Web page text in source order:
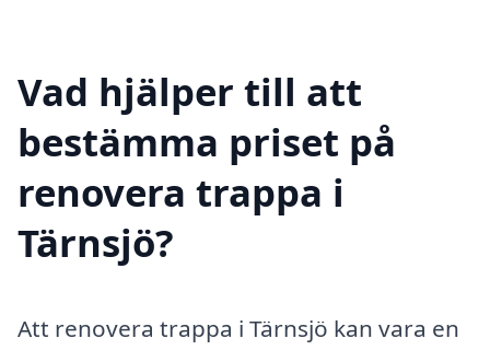
Vad hjälper till att
bestämma priset på
renovera trappa i
Tärnsjö?
Att renovera trappa i Tärnsjö kan vara en